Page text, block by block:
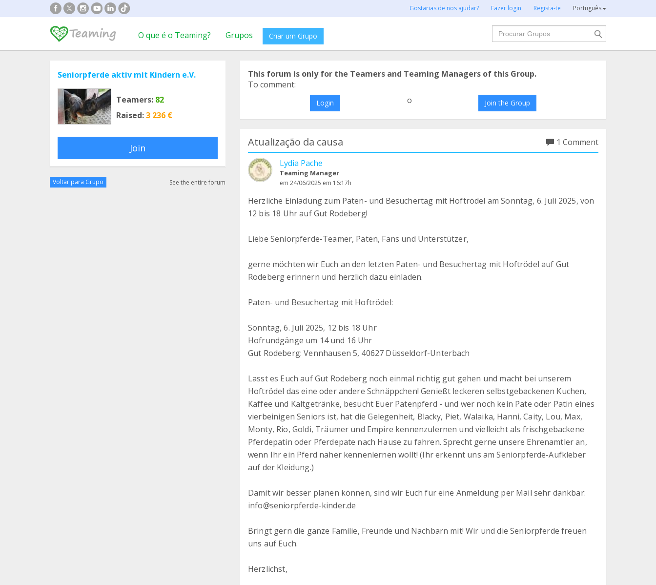
Gostarias de nos ajudar? Fazer login Regista-te Português
O que é o Teaming? Grupos Criar um Grupo
Procurar
Seniorpferde aktiv mit Kindern e.V.
Teamers: 82
Raised:3 236 €
Join
Voltar para Grupo See the entire forum
This forum is only for the Teamers and Teaming Managers of this Group.
To comment:
Login o Join the Group
Atualização da causa
1 Comment
Lydia Pache
Teaming Manager
em 24/06/2025 em 16:17h
Herzliche Einladung zum Paten- und Besuchertag mit Hoftrödel am Sonntag, 6. Juli 2025, von
12 bis 18 Uhr auf Gut Rodeberg!
Liebe Seniorpferde-Teamer, Paten, Fans und Unterstützer,
gerne möchten wir Euch an den letzten Paten- und Besuchertag mit Hoftrödel auf Gut
Rodeberg erinnern und herzlich dazu einladen.
Paten- und Besuchertag mit Hoftrödel:
Sonntag, 6. Juli 2025, 12 bis 18 Uhr
Hofrundgänge um 14 und 16 Uhr
Gut Rodeberg: Vennhausen 5, 40627 Düsseldorf-Unterbach
Lasst es Euch auf Gut Rodeberg noch einmal richtig gut gehen und macht bei unserem
Hoftrödel das eine oder andere Schnäppchen! Genießt leckeren selbstgebackenen Kuchen,
Kaffee und Kaltgetränke, besucht Euer Patenpferd - und wer noch kein Pate oder Patin eines
vierbeinigen Seniors ist, hat die Gelegenheit, Blacky, Piet, Walaika, Hanni, Caity, Lou, Max,
Monty, Rio, Goldi, Träumer und Empire kennenzulernen und vielleicht als frischgebackene
Pferdepatin oder Pferdepate nach Hause zu fahren. Sprecht gerne unsere Ehrenamtler an,
wenn Ihr ein Pferd näher kennenlernen wollt! (Ihr erkennt uns am Seniorpferde-Aufkleber
auf der Kleidung.)
Damit wir besser planen können, sind wir Euch für eine Anmeldung per Mail sehr dankbar:
info@seniorpferde-kinder.de
Bringt gern die ganze Familie, Freunde und Nachbarn mit! Wir und die Seniorpferde freuen
uns auf Euch.
Herzlichst,